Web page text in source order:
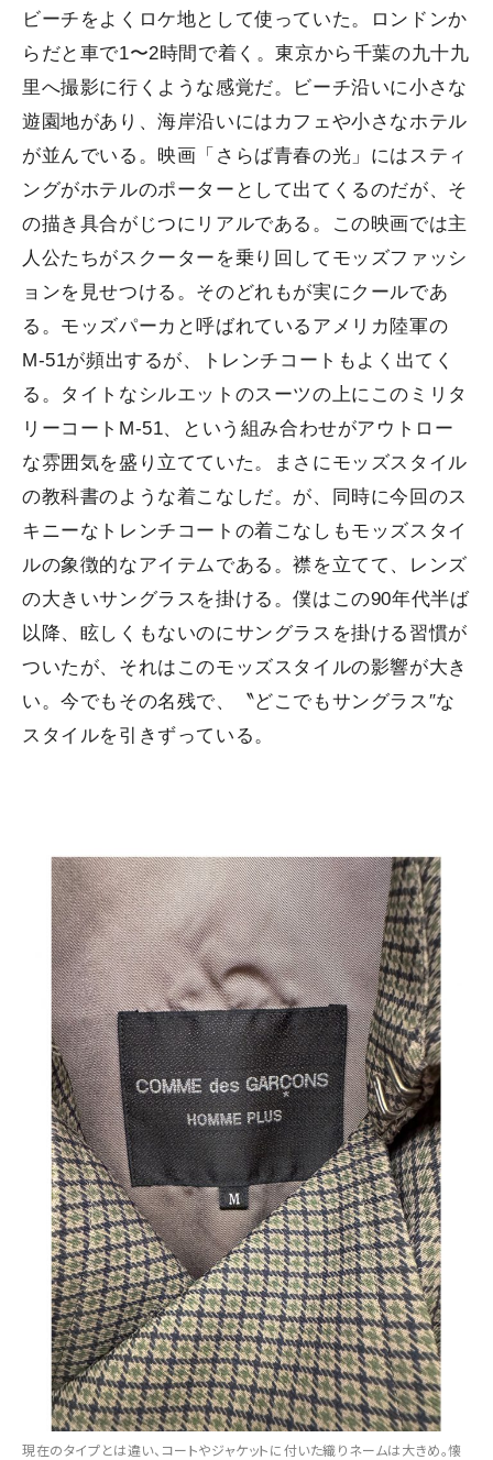
ビーチをよくロケ地として使っていた。ロンドンか
らだと車で1〜2時間で着く。東京から千葉の九十九
里へ撮影に行くような感覚だ。ビーチ沿いに小さな
遊園地があり、海岸沿いにはカフェや小さなホテル
が並んでいる。映画「さらば青春の光」にはスティ
ングがホテルのポーターとして出てくるのだが、そ
の描き具合がじつにリアルである。この映画では主
人公たちがスクーターを乗り回してモッズファッシ
ョンを見せつける。そのどれもが実にクールであ
る。モッズパーカと呼ばれているアメリカ陸軍の
M-51が頻出するが、トレンチコートもよく出てく
る。タイトなシルエットのスーツの上にこのミリタ
リーコートM-51、という組み合わせがアウトロー
な雰囲気を盛り立てていた。まさにモッズスタイル
の教科書のような着こなしだ。が、同時に今回のス
キニーなトレンチコートの着こなしもモッズスタイ
ルの象徴的なアイテムである。襟を立てて、レンズ
の大きいサングラスを掛ける。僕はこの90年代半ば
以降、眩しくもないのにサングラスを掛ける習慣が
ついたが、それはこのモッズスタイルの影響が大き
い。今でもその名残で、〝どこでもサングラス″な
スタイルを引きずっている。
現在のタイプとは違い、コートやジャケットに付いた織りネームは大きめ。懐